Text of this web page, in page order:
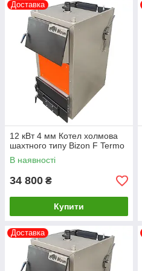
Доставка
12 кВт 4 мм Котел холмова
шахтного типу Bizon F Termo
В наявності
34 800 ₴
Купити
Доставка